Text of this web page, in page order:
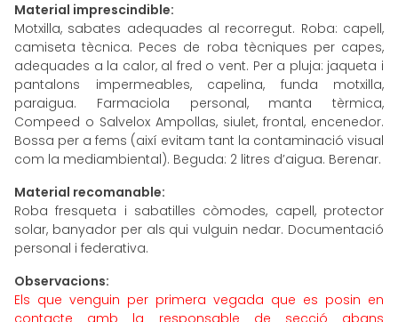
Material imprescindible:
Motxilla, sabates adequades al recorregut. Roba: capell,
camiseta tècnica. Peces de roba tècniques per capes,
adequades a la calor, al fred o vent. Per a pluja: jaqueta i
pantalons impermeables, capelina, funda motxilla,
paraigua. Farmaciola personal, manta tèrmica,
Compeed o Salvelox Ampollas, siulet, frontal, encenedor.
Bossa per a fems (així evitam tant la contaminació visual
com la mediambiental). Beguda: 2 litres d’aigua. Berenar.
Material recomanable:
Roba fresqueta i sabatilles còmodes, capell, protector
solar, banyador per als qui vulguin nedar. Documentació
personal i federativa.
Observacions:
Els que venguin per primera vegada que es posin en
contacte amb la responsable de secció abans